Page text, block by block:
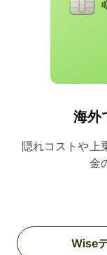
海外
隠れコストや上
金
Wise